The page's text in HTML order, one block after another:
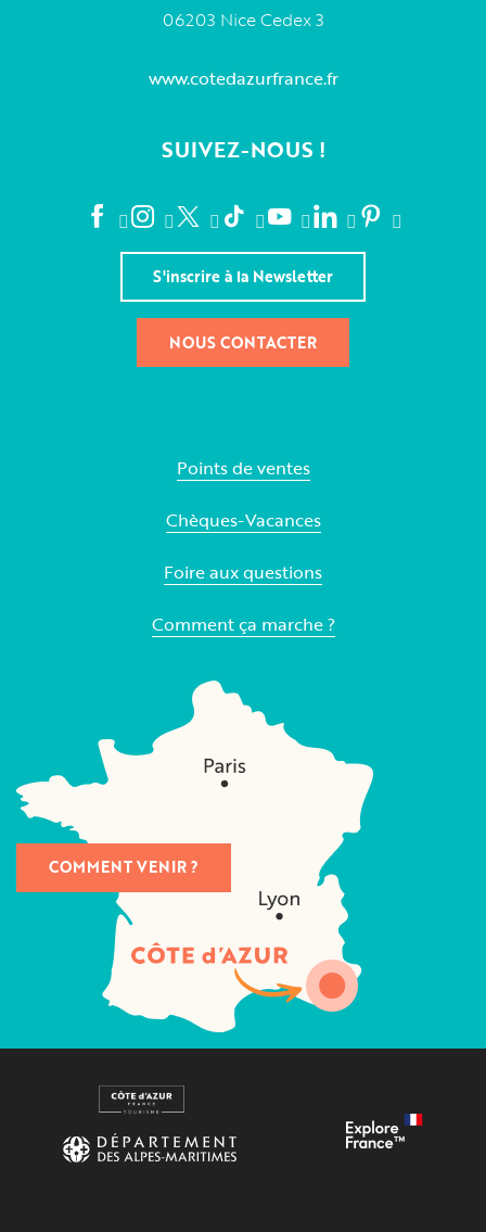
06203 Nice Cedex 3
www.cotedazurfrance.fr
SUIVEZ-NOUS !
S'inscrire à la Newsletter
NOUS CONTACTER
Points de ventes
Chèques-Vacances
Foire aux questions
Comment ça marche ?
COMMENT VENIR ?